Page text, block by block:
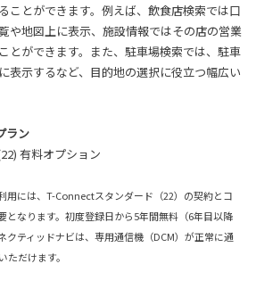
ことができます。例えば、飲食店検索では口
や地図上に表示、施設情報ではその店の営業
とができます。また、駐車場検索では、駐車
表示するなど、目的地の選択に役立つ幅広い
ラン
有料オプション
用には、T-Connectスタンダード（22）の契約とコ
となります。初度登録日から5年間無料（6年目以降
ティッドナビは、専用通信機（DCM）が正常に通
だけます。